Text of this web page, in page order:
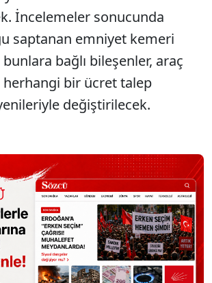
İncelemeler sonucunda
saptanan emniyet kemeri
bağlı bileşenler, araç
bir ücret talep
değiştirilecek.